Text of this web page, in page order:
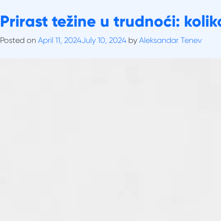
to
content
O nama
Tag:Debljanje u
Prirast težine u trudnoći:
Posted on April 11, 2024July 10, 2024 by Aleksandar Tenev